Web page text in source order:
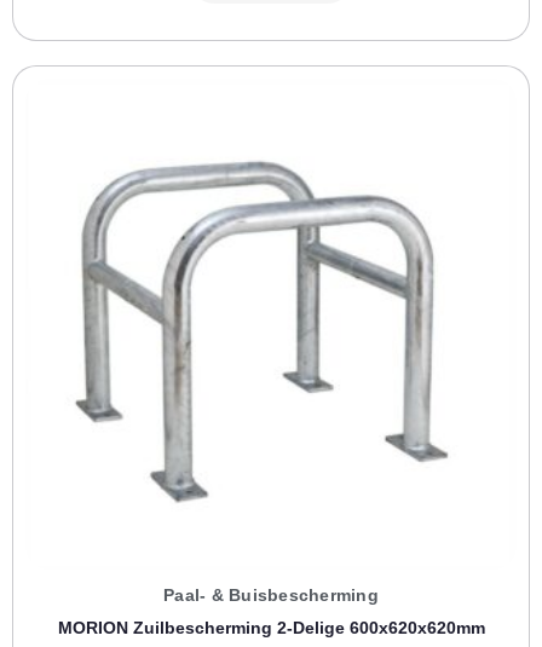
Paal- & Buisbescherming
MORION Zuilbescherming 2-Delige 600x620x620mm